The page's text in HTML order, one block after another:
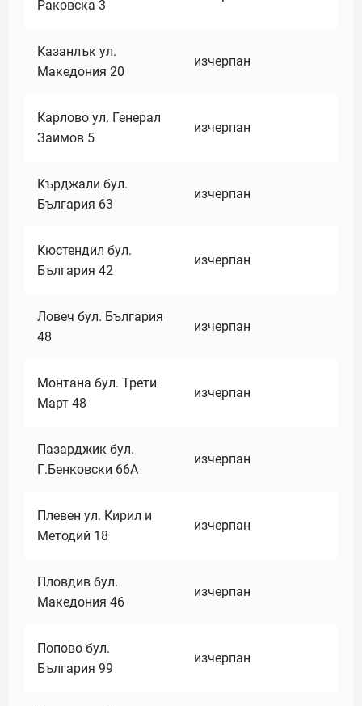
Раковска 3
Казанлък ул.
Македония 20
изчерпан
Карлово ул. Генерал
Заимов 5
изчерпан
Кърджали бул.
България 63
изчерпан
Кюстендил бул.
България 42
изчерпан
Ловеч бул. България
48
изчерпан
Монтана бул. Трети
Март 48
изчерпан
Пазарджик бул.
Г.Бенковски 66А
изчерпан
Плевен ул. Кирил и
Методий 18
изчерпан
Пловдив бул.
Македония 46
изчерпан
Попово бул.
България 99
изчерпан